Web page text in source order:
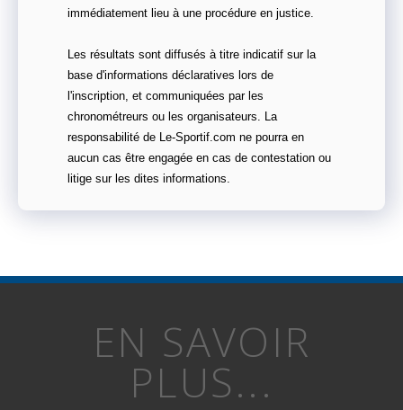
immédiatement lieu à une procédure en justice.
Les résultats sont diffusés à titre indicatif sur la
base d'informations déclaratives lors de
l'inscription, et communiquées par les
chronométreurs ou les organisateurs. La
responsabilité de Le-Sportif.com ne pourra en
aucun cas être engagée en cas de contestation ou
litige sur les dites informations.
EN SAVOIR
PLUS...